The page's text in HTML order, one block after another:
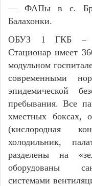
— ФАПы в с.
Балахонки.
ОБУЗ 1 ГКБ –
Стационар имеет
модульном
современными
эпидемической
пребывания. Все
хместных боксах,
(кислородная
холодильник,
разделены на
оборудованы
системами